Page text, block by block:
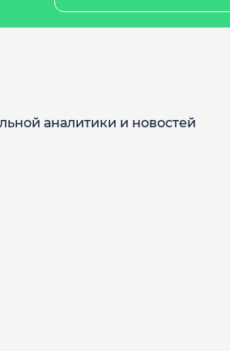
аналитики и новостей